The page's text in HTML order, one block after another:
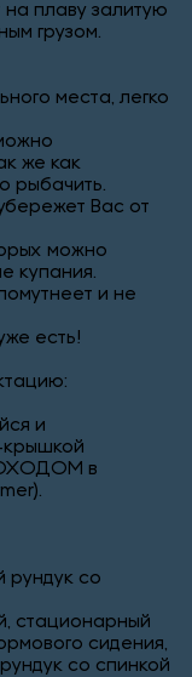
плаву залитую
грузом.
места, легко
же как
рыбачить.
Вас от
можно
купания.
и не
есть!
и
крышкой
в
рундук со
стационарный
сидения,
со спинкой